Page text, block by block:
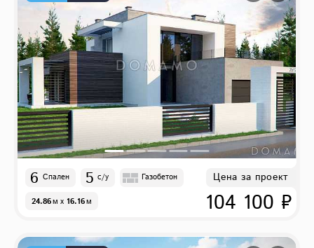
6 Спален 5 с/у Газобетон
24.86м x 16.16м
Цена за проект
104 100 ₽